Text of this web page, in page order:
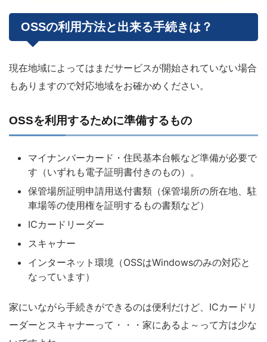
OSSの利用方法と出来る手続きは？
現在地域によってはまだサービスが開始されていない場合
もありますので対応地域をお確かめください。
OSSを利用するために準備するもの
マイナンバーカード・住民基本台帳など準備が必要で
す（いずれも電子証明書付きのもの）。
保管場所証明申請用送付書類（保管場所の所在地、駐
車場等の使用権を証明するもの書類など）
ICカードリーダー
スキャナー
インターネット環境（OSSはWindowsのみの対応と
なっています）
家にいながら手続きができるのは便利だけど、ICカードリ
ーダーとスキャナーって・・・家にあるよ～って方は少な